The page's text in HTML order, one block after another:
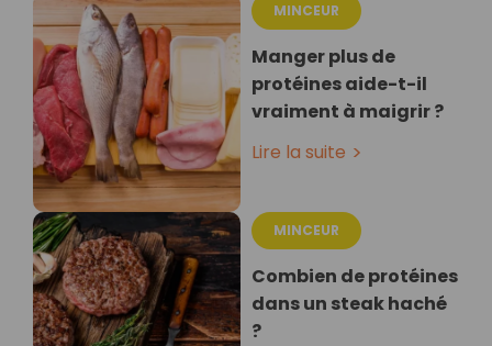
MINCEUR
Manger plus de
protéines aide-t-il
vraiment à maigrir ?
Lire la suite
MINCEUR
Combien de protéines
dans un steak haché
?